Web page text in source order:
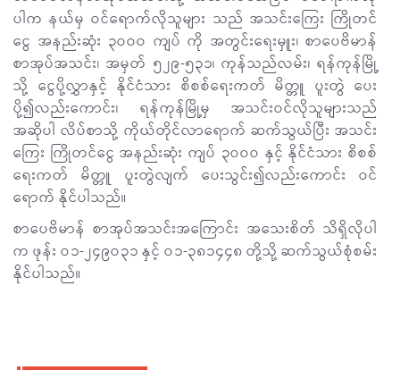
ပါက နယ်မှ ဝင်ရောက်လိုသူများ သည် အသင်းကြေး ကြိုတင်
ငွေ အနည်းဆုံး ၃ဝဝဝ ကျပ် ကို အတွင်းရေးမှူး၊ စာပေဗိမာန်
စာအုပ်အသင်း၊ အမှတ် ၅၂၉-၅၃၁၊ ကုန်သည်လမ်း၊ ရန်ကုန်မြို့
သို့ ငွေပို့လွှာနှင့် နိုင်ငံသား စိစစ်ရေးကတ် မိတ္တူ ပူးတွဲ ပေး
ပို့၍လည်းကောင်း၊ ရန်ကုန်မြို့မှ အသင်းဝင်လိုသူများသည်
အဆိုပါ လိပ်စာသို့ ကိုယ်တိုင်လာရောက် ဆက်သွယ်ပြီး အသင်း
ကြေး ကြိုတင်ငွေ အနည်းဆုံး ကျပ် ၃ဝဝဝ နှင့် နိုင်ငံသား စိစစ်
ရေးကတ် မိတ္တူ ပူးတွဲလျက် ပေးသွင်း၍လည်းကောင်း ဝင်
ရောက် နိုင်ပါသည်။
စာပေဗိမာန် စာအုပ်အသင်းအကြောင်း အသေးစိတ် သိရှိလိုပါ
က ဖုန်း ဝ၁-၂၄၉ဝ၃၁ နှင့် ဝ၁-၃၈၁၄၄၈ တို့သို့ ဆက်သွယ်စုံစမ်း
နိုင်ပါသည်။